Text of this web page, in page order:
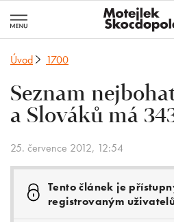
Úvod 1700
Seznam
a Slováků má
25. července 2012, 12:54
Tento článek je
registrovaným